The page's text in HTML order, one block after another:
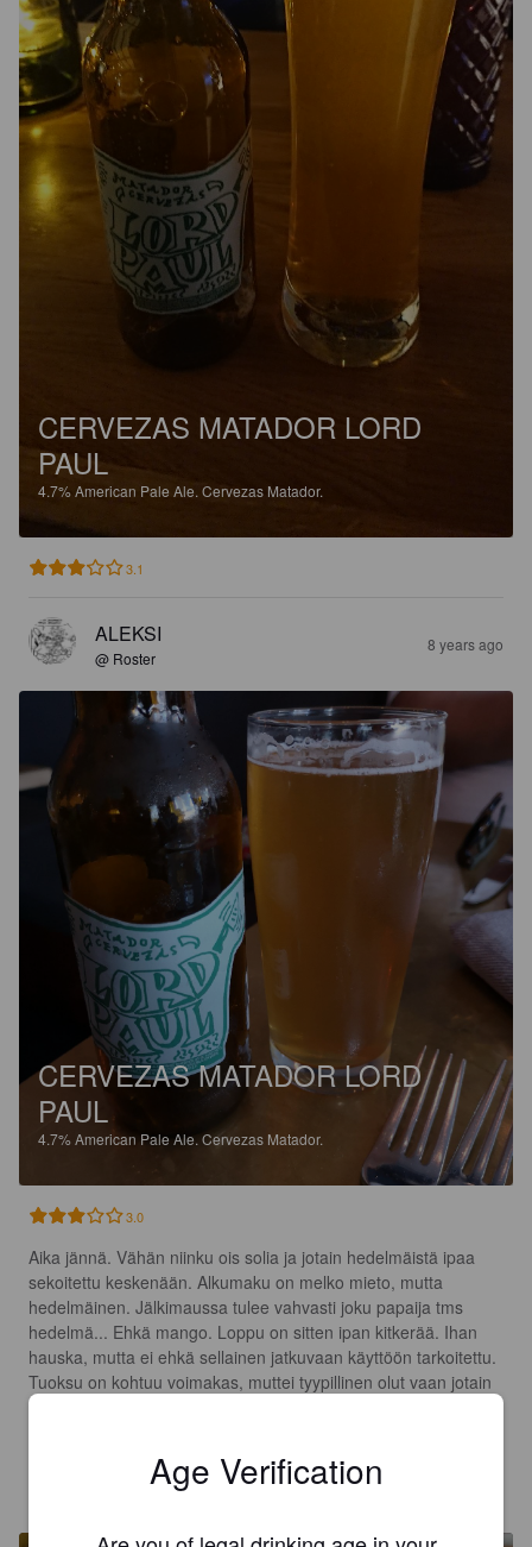
CERVEZAS MATADOR LORD
PAUL
4.7%American Pale Ale. Cervezas Matador.
3.1
ALEKSI
@ Roster
8 years ago
CERVEZAS MATADOR LORD
PAUL
4.7%American Pale Ale.Cervezas Matador.
3.0
Aika jännä. Vähän niinku ois solia ja jotain hedelmäistä ipaa
sekoitettu keskenään. Alkumaku on melko mieto, mutta
hedelmäinen. Jälkimaussa tulee vahvasti joku papaija tms
hedelmä... Ehkä mango. Loppu on sitten ipan kitkerää. Ihan
hauska, mutta ei ehkä sellainen jatkuvaan käyttöön tarkoitettu.
Tuoksu on kohtuu voimakas, muttei tyypillinen olut vaan jotain
muuta.
DJMEXI01Age Verification